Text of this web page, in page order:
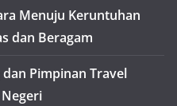
Menuju Keruntuhan
dan Beragam
Pimpinan Travel